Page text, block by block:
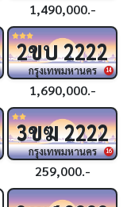
1,490,000.-
14
2ขบ2222
กรุงเทพมหานคร
1,690,000.-
16
3ขฆ2222
กรุงเทพมหานคร
259,000.-